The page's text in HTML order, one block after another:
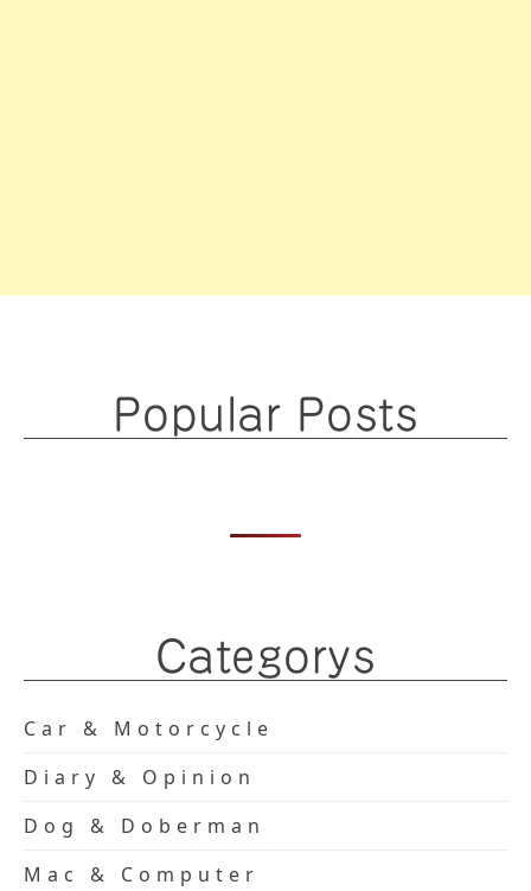
Popular Posts
Categorys
Car & Motorcycle
Diary & Opinion
Dog & Doberman
Mac & Computer